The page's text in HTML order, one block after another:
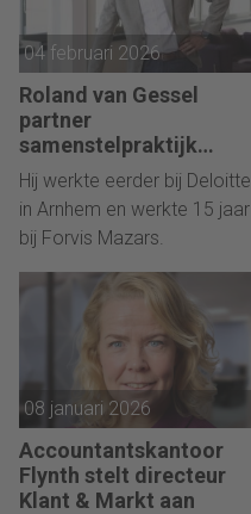
04 februari 2026
Roland van Gessel
partner
samenstelpraktijk
Grant Thornton Arnhem
Hij werkte eerder bij Deloitte
in Arnhem en werkte 15 jaar
bij Forvis Mazars.
08 januari 2026
Accountantskantoor
Flynth stelt directeur
Klant & Markt aan